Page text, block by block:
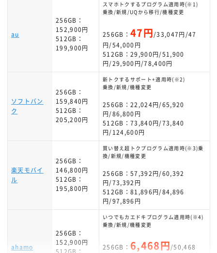
au
256GB：
152,900円
512GB：
199,900円
スマホトクするプログラム適用時(※1)
乗換/新規/UQから移行/機種変更
256GB： 47円/33,047円/47
円/54,000円
512GB：29,900円/51,900
円/29,900円/78,400円
ソフトバン
ク
256GB：
159,840円
512GB：
205,200円
新トクするサポート+適用時(※2)
乗換/新規/機種変更
256GB：22,024円/65,920
円/86,800円
512GB：73,840円/73,840
円/124,600円
楽天モバイ
ル
256GB：
146,800円
512GB：
195,800円
買い替え超トクプログラム適用時(※3)乗
換/新規/機種変更
256GB：57,392円/60,392
円/73,392円
512GB：81,896円/84,896
円/97,896円
ahamo
256GB：
152,900円
いつでもカエドキプログラム適用時(※4)
乗換/新規/機種変更
256GB： 6,468円/50,468